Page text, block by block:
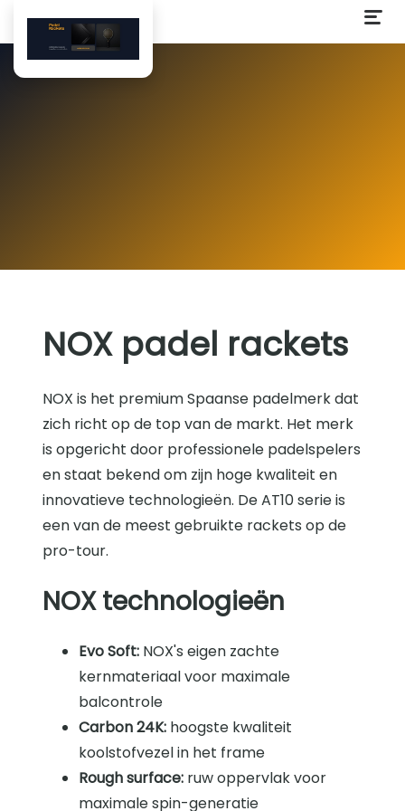
NOX padel rackets
NOX is het premium Spaanse padelmerk dat
zich richt op de top van de markt. Het merk
is opgericht door professionele padelspelers
en staat bekend om zijn hoge kwaliteit en
innovatieve technologieën. De AT10 serie is
een van de meest gebruikte rackets op de
pro-tour.
NOX technologieën
Evo Soft: NOX's eigen zachte
kernmateriaal voor maximale
balcontrole
Carbon 24K: hoogste kwaliteit
koolstofvezel in het frame
Rough surface: ruw oppervlak voor
maximale spin-generatie